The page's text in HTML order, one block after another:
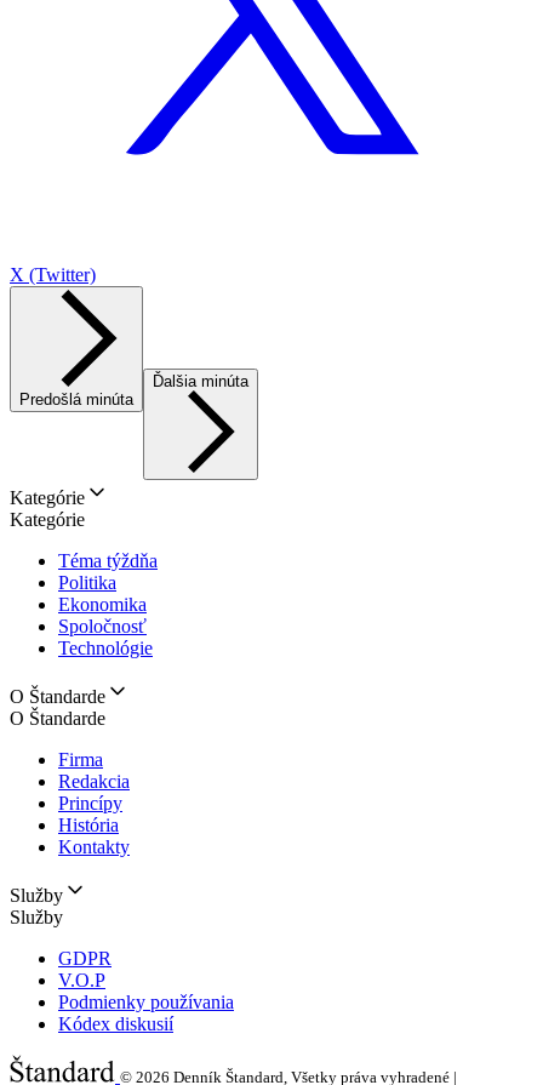
X (Twitter)
Predošlá minúta
Ďalšia minúta
Kategórie
Kategórie
Téma týždňa
Politika
Ekonomika
Spoločnosť
Technológie
O Štandarde
O Štandarde
Firma
Redakcia
Princípy
História
Kontakty
Služby
Služby
GDPR
V.O.P
Podmienky používania
Kódex diskusií
© 2026 Denník Štandard, Všetky práva vyhradené |